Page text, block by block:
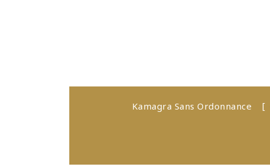
Kamagra Sans Ordonnance